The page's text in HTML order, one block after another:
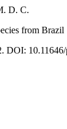
D. C.
from Brazil